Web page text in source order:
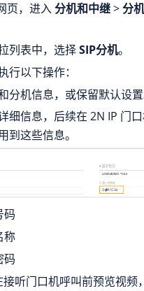
页，进入分机和中继>分机
列表中，选择SIP分机。
行以下操作：
分机信息，或保留默认设
细信息，后续在 2N IP 门
到这些信息。
码
称
码
听门口机呼叫前预览视频